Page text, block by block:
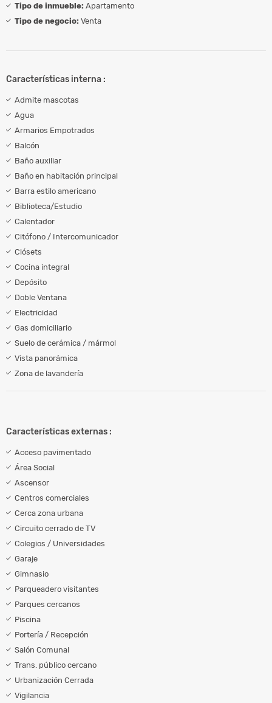
Tipo de inmueble: Apartamento
Tipo de negocio: Venta
Características interna :
Admite mascotas
Agua
Armarios Empotrados
Balcón
Baño auxiliar
Baño en habitación principal
Barra estilo americano
Biblioteca/Estudio
Calentador
Citófono / Intercomunicador
Clósets
Cocina integral
Depósito
Doble Ventana
Electricidad
Gas domiciliario
Suelo de cerámica / mármol
Vista panorámica
Zona de lavandería
Características externas :
Acceso pavimentado
Área Social
Ascensor
Centros comerciales
Cerca zona urbana
Circuito cerrado de TV
Colegios / Universidades
Garaje
Gimnasio
Parqueadero visitantes
Parques cercanos
Piscina
Portería / Recepción
Salón Comunal
Trans. público cercano
Urbanización Cerrada
Vigilancia